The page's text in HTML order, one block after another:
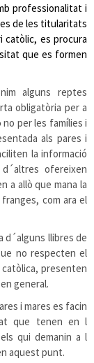
professionalitat i
de les titularitats
catòlic, es procura
que es formen
alguns reptes
obligatòria per a
per les famílies i
als pares i
la informació
ofereixen
a allò que mana la
com ara el
d´alguns llibres de
no respecten el
presenten
general.
i mares es facin
que tenen en l
qui demanin a l
aquest punt.